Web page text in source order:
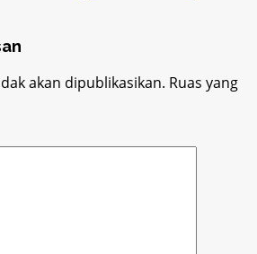
akan dipublikasikan. Ruas yang